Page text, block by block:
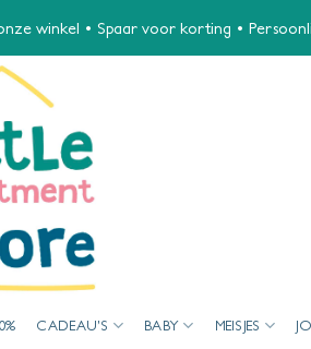
winkel • Spaar voor korting •
CADEAU’S BABY MEISJES